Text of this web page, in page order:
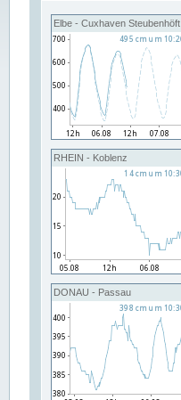
Elbe - Cuxhaven Steubenhöft
RHEIN - Koblenz
DONAU - Passau